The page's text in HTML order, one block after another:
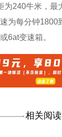
为240牛米，最
为每分钟1800
6at变速箱。
相关阅读